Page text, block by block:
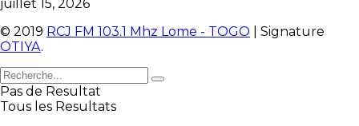
juillet 15, 2026
© 2019 RCJ FM 103.1 Mhz Lome - TOGO | Signature
OTIYA.
Pas de Resultat
Tous les Resultats